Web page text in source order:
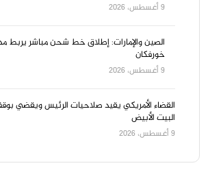
9 أغسطس، 2026
الصين والإمارات: إطلاق خط شحن مباشر يربط
خورفكان
9 أغسطس، 2026
القضاء الأمريكي يقيد صلاحيات الرئيس ويقضي
البيت الأبيض
9 أغسطس، 2026